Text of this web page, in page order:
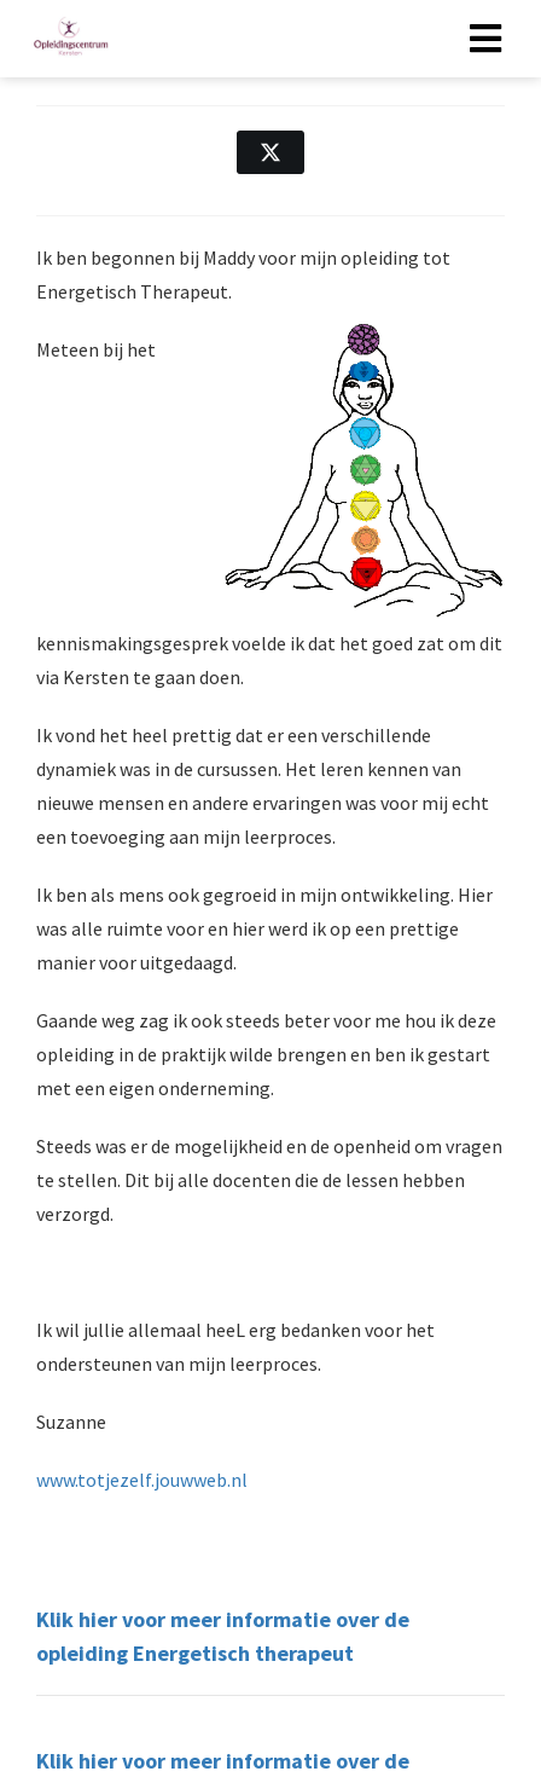
als mens ook gegroeid in mijn
Ik ben begonnen bij Maddy voor mijn opleiding tot
Energetisch Therapeut.
Meteen bij het
kennismakingsgesprek voelde ik dat het goed zat om dit
via Kersten te gaan doen.
Ik vond het heel prettig dat er een verschillende
dynamiek was in de cursussen. Het leren kennen van
nieuwe mensen en andere ervaringen was voor mij echt
een toevoeging aan mijn leerproces.
Ik ben als mens ook gegroeid in mijn ontwikkeling. Hier
was alle ruimte voor en hier werd ik op een prettige
manier voor uitgedaagd.
Gaande weg zag ik ook steeds beter voor me hou ik deze
opleiding in de praktijk wilde brengen en ben ik gestart
met een eigen onderneming.
Steeds was er de mogelijkheid en de openheid om vragen
te stellen. Dit bij alle docenten die de lessen hebben
verzorgd.
Ik wil jullie allemaal heeL erg bedanken voor het
ondersteunen van mijn leerproces.
Suzanne
www.totjezelf.jouwweb.nl
Klik hier voor meer informatie over de
opleiding Energetisch therapeut
Klik hier voor meer informatie over de